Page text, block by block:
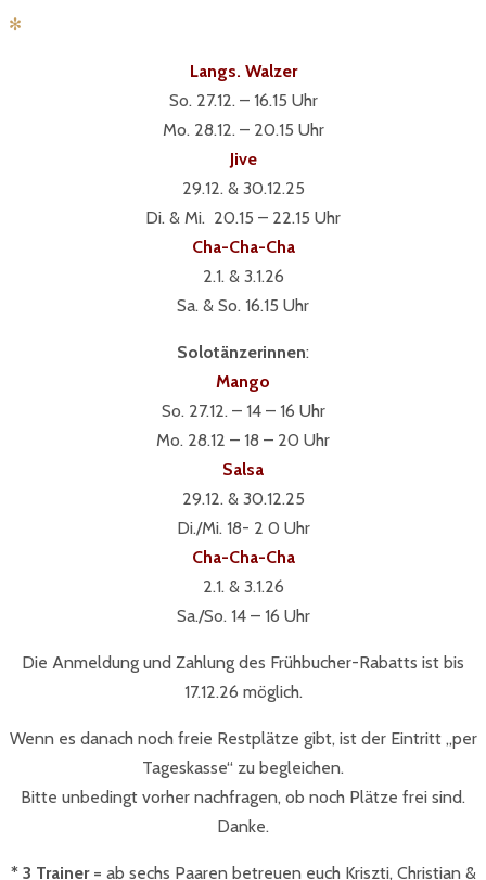
✻
Langs. Walzer
So. 27.12. – 16.15 Uhr
Mo. 28.12. – 20.15 Uhr
Jive
29.12. & 30.12.25
Di. & Mi. 20.15 – 22.15 Uhr
Cha-Cha-Cha
2.1. & 3.1.26
Sa. & So. 16.15 Uhr
Solotänzerinnen:
Mango
So. 27.12. – 14 – 16 Uhr
Mo. 28.12 – 18 – 20 Uhr
Salsa
29.12. & 30.12.25
Di./Mi. 18- 2 0 Uhr
Cha-Cha-Cha
2.1. & 3.1.26
Sa./So. 14 – 16 Uhr
Die Anmeldung und Zahlung des Frühbucher-Rabatts ist bis
17.12.26 möglich.
Wenn es danach noch freie Restplätze gibt, ist der Eintritt „per
Tageskasse“ zu begleichen.
Bitte unbedingt vorher nachfragen, ob noch Plätze frei sind.
Danke.
* 3 Trainer= ab sechs Paaren betreuen euch Kriszti, Christian &